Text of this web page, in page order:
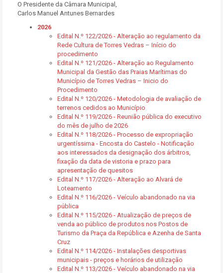
O Presidente da Câmara Municipal,
Carlos Manuel Antunes Bernardes
2026
Edital N.º 122/2026 - Alteração ao regulamento da
Rede Cultura de Torres Vedras – Início do
procedimento
Edital N.º 121/2026 - Alteração ao Regulamento
Municipal da Gestão das Praias Marítimas do
Município de Torres Vedras – Inicio do
Procedimento
Edital N.º 120/2026 - Metodologia de avaliação de
terrenos cedidos ao Município
Edital N.º 119/2026 - Reunião pública do executivo
do mês de julho de 2026
Edital N.º 118/2026 - Processo de expropriação
urgentíssima - Encosta do Castelo - Notificação
aos interessados da designação dos árbitros,
fixação da data de vistoria e prazo para
apresentação de quesitos
Edital N.º 117/2026 - Alteração ao Alvará de
Loteamento
Edital N.º 116/2026 - Veículo abandonado na via
pública
Edital N.º 115/2026 - Atualização de preços de
venda ao público de produtos nos Postos de
Turismo da Praça da República e Azenha de Santa
Cruz
Edital N.º 114/2026 - Instalações desportivas
municipais - preços e horários de utilização
Edital N.º 113/2026 - Veículo abandonado na via